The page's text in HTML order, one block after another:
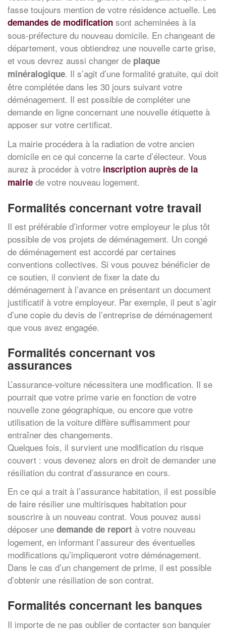
fasse toujours mention de votre résidence actuelle. Les
demandes de modification sont acheminées à la
sous-préfecture du nouveau domicile. En changeant de
département, vous obtiendrez une nouvelle carte grise,
et vous devrez aussi changer de plaque
minéralogique. Il s’agit d’une formalité gratuite, qui doit
être complétée dans les 30 jours suivant votre
déménagement. Il est possible de compléter une
demande en ligne concernant une nouvelle étiquette à
apposer sur votre certificat.
La mairie procédera à la radiation de votre ancien
domicile en ce qui concerne la carte d’électeur. Vous
aurez à procéder à votre inscription auprès de la
mairie de votre nouveau logement.
Formalités concernant votre travail
Il est préférable d’informer votre employeur le plus tôt
possible de vos projets de déménagement. Un congé
de déménagement est accordé par certaines
conventions collectives. Si vous pouvez bénéficier de
ce soutien, il convient de fixer la date du
déménagement à l’avance en présentant un document
justificatif à votre employeur. Par exemple, il peut s’agir
d’une copie du devis de l’entreprise de déménagement
que vous avez engagée.
Formalités concernant vos
assurances
L’assurance-voiture nécessitera une modification. Il se
pourrait que votre prime varie en fonction de votre
nouvelle zone géographique, ou encore que votre
utilisation de la voiture diffère suffisamment pour
entraîner des changements.
Quelques fois, il survient une modification du risque
couvert : vous devenez alors en droit de demander une
résiliation du contrat d’assurance en cours.
En ce qui a trait à l’assurance habitation, il est possible
de faire résilier une multirisques habitation pour
souscrire à un nouveau contrat. Vous pouvez aussi
déposer une demande de report à votre nouveau
logement, en informant l’assureur des éventuelles
modifications qu’impliqueront votre déménagement.
Dans le cas d’un changement de prime, il est possible
d’obtenir une résiliation de son contrat.
Formalités concernant les banques
Il importe de ne pas oublier de contacter son banquier